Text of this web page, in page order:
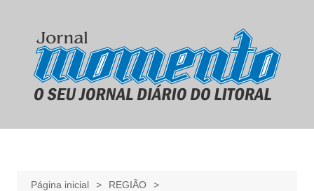
conteúdo
Página inicial
REGIÃO